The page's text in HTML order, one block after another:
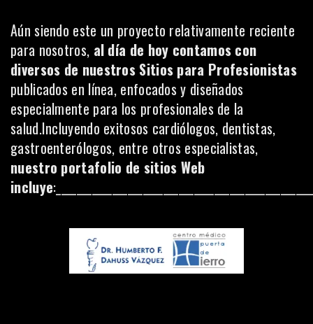
Aún siendo este un proyecto relativamente reciente
para nosotros, al día de hoy contamos con
diversos de nuestros Sitios para Profesionistas
publicados en línea, enfocados y diseñados
especialmente para los profesionales de la
salud.Incluyendo exitosos cardiólogos, dentistas,
gastroenterólogos, entre otros especialistas,
nuestro portafolio de sitios Web
incluye